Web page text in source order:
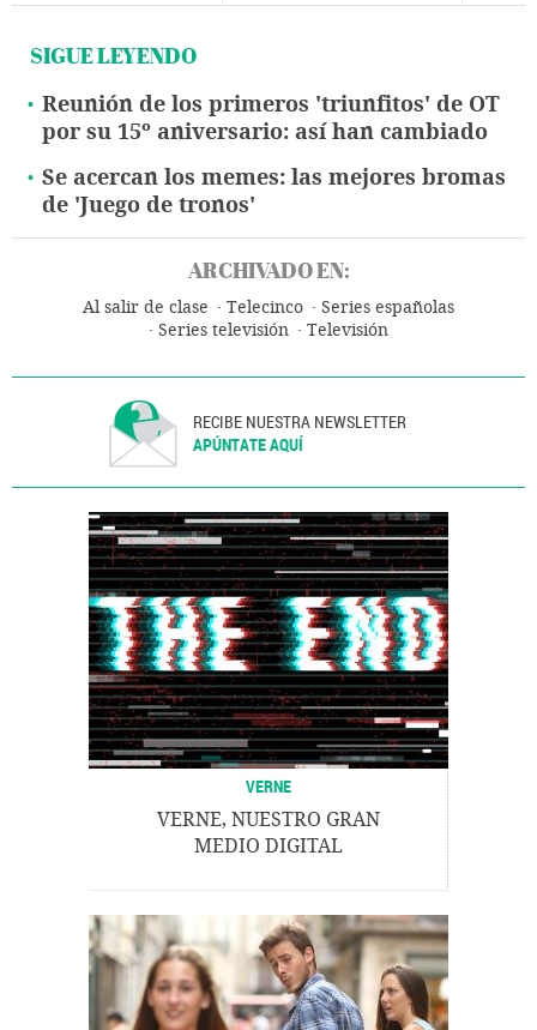
SIGUE LEYENDO
Reunión de los primeros 'triunfitos' de OT
por su 15º aniversario: así han cambiado
Se acercan los memes: las mejores bromas
de 'Juego de tronos'
ARCHIVADO EN:
Al salir de clase Telecinco
Series españolas
Series televisión
Televisión
RECIBE NUESTRA NEWSLETTER
APÚNTATE AQUÍ
VERNE
VERNE, NUESTRO GRAN
MEDIO DIGITAL